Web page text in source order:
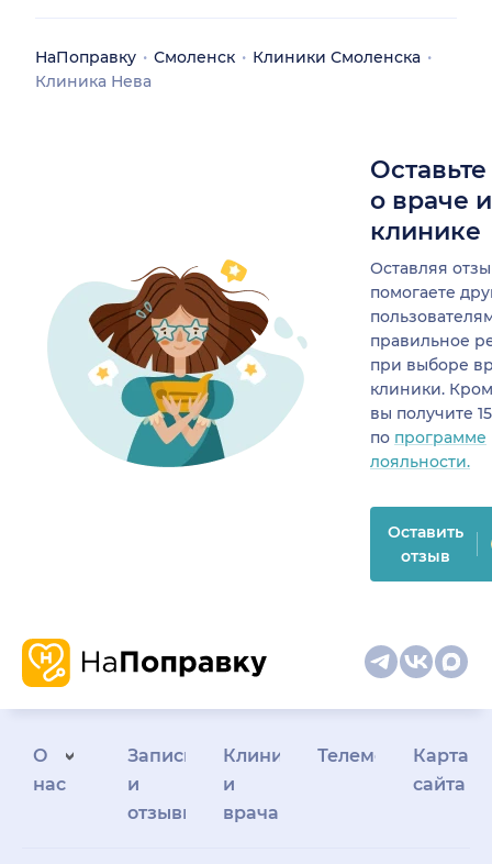
НаПоправку Смоленск
Клиники Смоленска
Клиника Нева
о враче
клинике
Оставляя
помогаете
правильное
при выборе
клиники.
вы получите
по программе
лояльности.
Оставить
отзыв
О
нас
Запись
и
отзывы
Клиникам
и
врачам
Телемедицина
Карта
сайта